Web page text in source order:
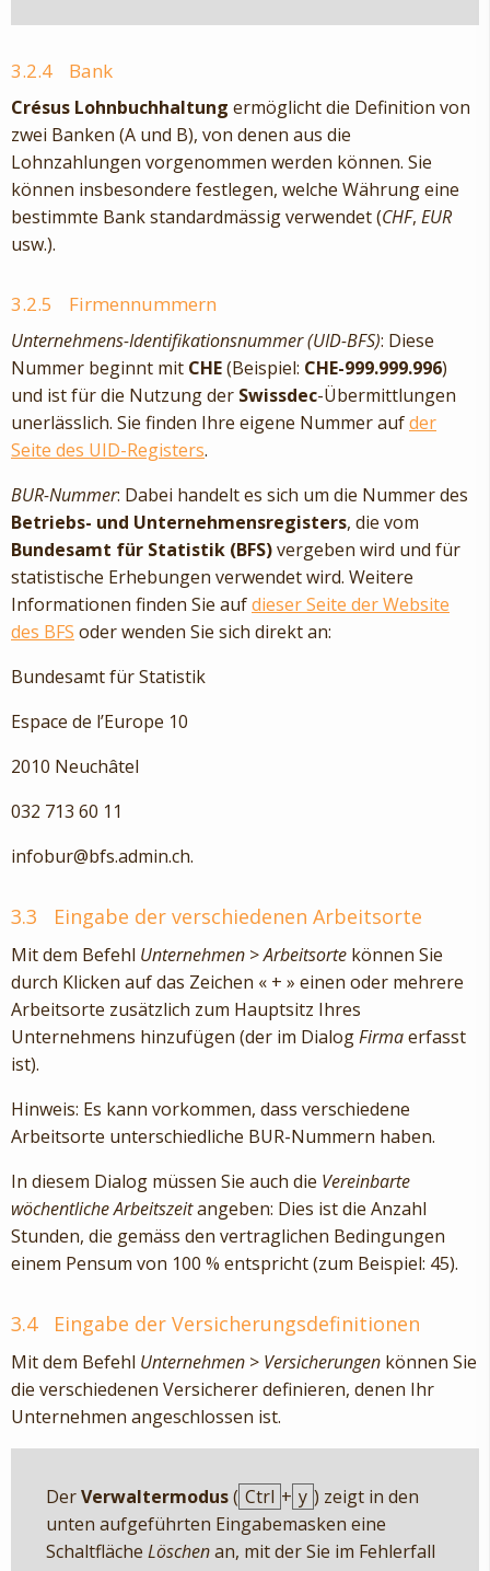
3.2.4 Bank
Crésus Lohnbuchhaltung ermöglicht die Definition von
zwei Banken (A und B), von denen aus die
Lohnzahlungen vorgenommen werden können. Sie
können insbesondere festlegen, welche Währung eine
bestimmte Bank standardmässig verwendet (CHF, EUR
usw.).
3.2.5 Firmennummern
Unternehmens-Identifikationsnummer (UID-BFS): Diese
Nummer beginnt mit CHE(Beispiel: CHE-999.999.996)
und ist für die Nutzung der Swissdec-Übermittlungen
unerlässlich. Sie finden Ihre eigene Nummer aufder
Seite des UID-Registers.
BUR-Nummer: Dabei handelt es sich um die Nummer des
Betriebs- und Unternehmensregisters, die vom
Bundesamt für Statistik (BFS)vergeben wird und für
statistische Erhebungen verwendet wird. Weitere
Informationen finden Sie aufdieser Seite der Website
des BFS oder wenden Sie sich direkt an:
Bundesamt für Statistik
Espace de l’Europe 10
2010 Neuchâtel
032 713 60 11
infobur@bfs.admin.ch.
3.3 Eingabe der verschiedenen Arbeitsorte
Mit dem Befehl Unternehmen >Arbeitsorte können Sie
durch Klicken auf das Zeichen « + » einen oder mehrere
Arbeitsorte zusätzlich zum Hauptsitz Ihres
Unternehmens hinzufügen (der im DialogFirmaerfasst
ist).
Hinweis: Es kann vorkommen, dass verschiedene
Arbeitsorte unterschiedliche BUR-Nummern haben.
In diesem Dialog müssen Sie auch die Vereinbarte
wöchentliche Arbeitszeitangeben: Dies ist die Anzahl
Stunden, die gemäss den vertraglichen Bedingungen
einem Pensum von 100 % entspricht (zum Beispiel: 45).
3.4 Eingabe der Versicherungsdefinitionen
Mit dem Befehl Unternehmen > Versicherungen können Sie
die verschiedenen Versicherer definieren, denen Ihr
Unternehmen angeschlossen ist.
DerVerwaltermodus( Ctrl + y ) zeigt in den
unten aufgeführten Eingabemasken eine
Schaltfläche Löschenan, mit der Sie im Fehlerfall